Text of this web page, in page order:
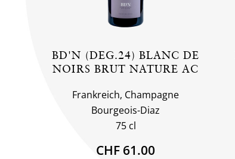
BD'N (DEG.24) BLANC DE
NOIRS BRUT NATURE AC
Frankreich, Champagne
Bourgeois-Diaz
75 cl
CHF 61.00